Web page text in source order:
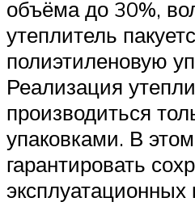
объёма до 30%,
утеплитель
полиэтиленовую
Реализация
производиться
упаковками. В
гарантировать
эксплуатационных